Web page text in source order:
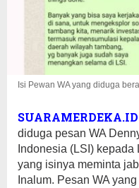
Isi Pewan WA yang diduga
SUARAMERDEKA.ID
diduga pesan WA
Indonesia (LSI)
yang isinya meminta
Inalum. Pesan WA